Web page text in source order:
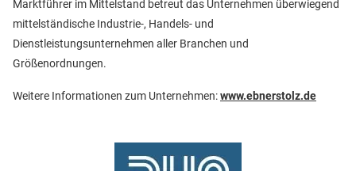
Marktführer im Mittelstand betreut das Unternehmen überwiegend
mittelständische Industrie-, Handels- und
Dienstleistungsunternehmen aller Branchen und
Größenordnungen.
Weitere Informationen zum Unternehmen:www.ebnerstolz.de